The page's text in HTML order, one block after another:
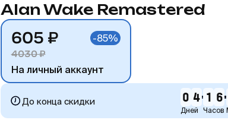
Alan Wake Remastered
605 ₽ -85%
4030 ₽
На личный аккаунт
До конца скидки 0 4
Дней
1 6
Часов